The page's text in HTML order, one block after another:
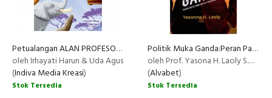
Petualangan ALAN PROFESOR APTA
oleh Irhayati Harun & Uda Agus
(Indiva Media Kreasi)
Stok Tersedia
Politik Muka Ganda:Peran Parpol Menegakkan Peradaban Politik
oleh Prof. Yasona H. Laoly S.H., M.Sc., P.h.D
(Alvabet)
Stok Tersedia